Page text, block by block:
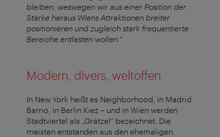
bleiben, weswegen wir aus einer Position der
Stärke heraus Wiens Attraktionen breiter
positionieren und zugleich stark frequentierte
Bereiche entlasten wollen.“
Modern, divers, weltoffen
In New York heißt es Neighborhood, in Madrid
Barrio, in Berlin Kiez – und in Wien werden
Stadtviertel als „Grätzel“ bezeichnet. Die
meisten entstanden aus den ehemaligen